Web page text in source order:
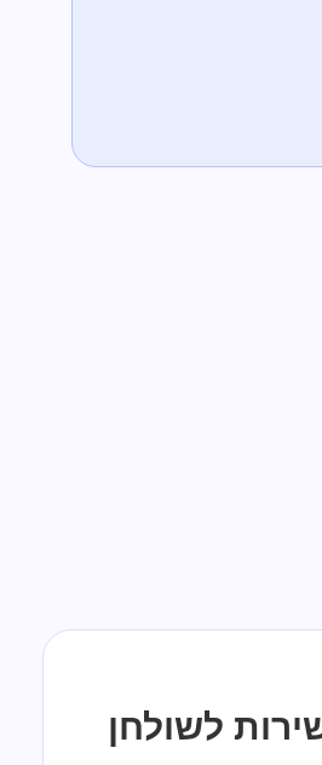
לשולחן